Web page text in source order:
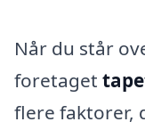
Når du står
foretaget
flere faktorer,